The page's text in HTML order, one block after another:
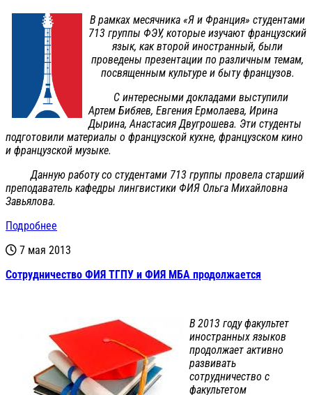
В рамках месячника «Я и Франция» студентами
713 группы ФЭУ, которые изучают французский
язык, как второй иностранный, были
проведены презентации по различным темам,
посвященным культуре и быту французов.
С интересными докладами выступили
Артем Бибяев, Евгения Ермолаева, Ирина
Дырина, Анастасия Двугрошева. Эти студенты
подготовили материалы о французской кухне, французском кино
и французской музыке.
Данную работу со студентами 713 группы провела старший
преподаватель кафедры лингвистики ФИЯ Ольга Михайловна
Завьялова.
Подробнее
7 мая 2013
Сотрудничество ФИЯ ТГПУ и ФИЯ МБА продолжается
В 2013 году факультет
иностранных языков
продолжает активно
развивать
сотрудничество с
факультетом